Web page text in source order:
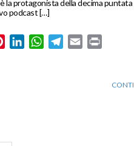
la protagonista della decima puntata
podcast […]
PinterestLinkedInWhatsApp
Telegram
Email